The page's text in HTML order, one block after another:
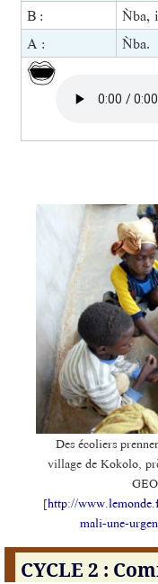
B :
Ǹba,
A :
Ǹba.
Des écoliers
village de Kokolo,
[http://
mali-une-
CYCLE 2 :